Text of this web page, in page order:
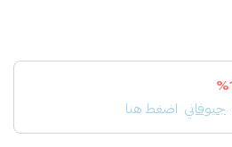
جيوفاني اضغط هنا